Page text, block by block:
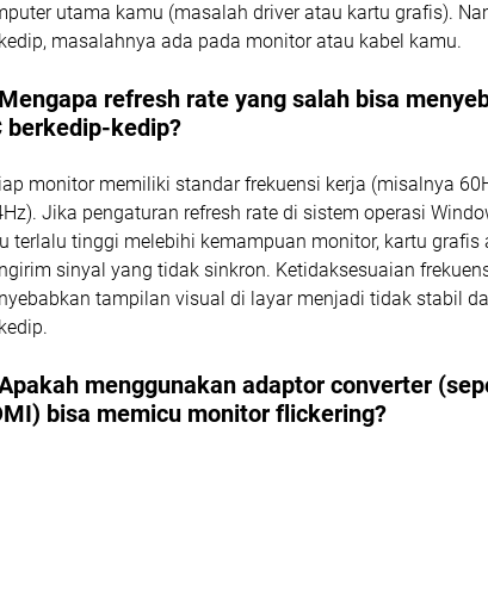
utama kamu (masalah driver atau kartu grafis).
masalahnya ada pada monitor atau kabel kamu.
refresh rate yang salah bisa
berkedip-kedip?
monitor memiliki standar frekuensi kerja (misalnya
Jika pengaturan refresh rate di sistem operasi
terlalu tinggi melebihi kemampuan monitor, kartu grafis
sinyal yang tidak sinkron. Ketidaksesuaian
tampilan visual di layar menjadi tidak stabil
menggunakan adaptor converter
bisa memicu monitor flickering?